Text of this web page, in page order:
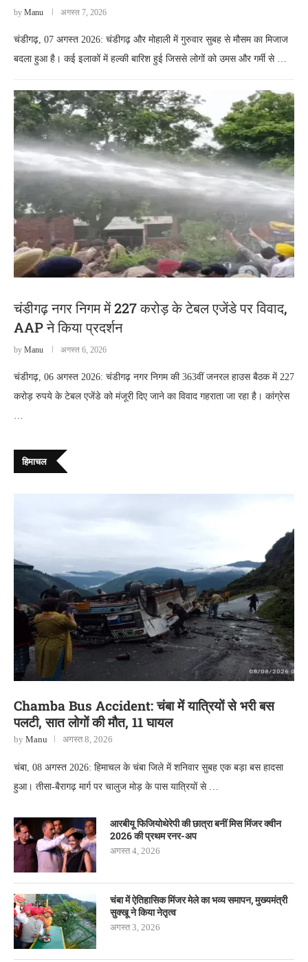
by Manu अगस्त 7, 2026
चंडीगढ़, 07 अगस्त 2026: चंडीगढ़ और मोहाली में गुरुवार सुबह से मौसम का मिजाज
बदला हुआ है। कई इलाकों में हल्की बारिश हुई जिससे लोगों को उमस और गर्मी से …
चंडीगढ़ नगर निगम में 227 करोड़ के टेबल एजेंडे पर विवाद,
AAP ने किया प्रदर्शन
by Manu अगस्त 6, 2026
चंडीगढ़, 06 अगस्त 2026: चंडीगढ़ नगर निगम की 363वीं जनरल हाउस बैठक में 227
करोड़ रुपये के टेबल एजेंडे को मंजूरी दिए जाने का विवाद गहराता जा रहा है। कांग्रेस
…
हिमाचल
Chamba Bus Accident: चंबा में यात्रियों से भरी बस
पलटी, सात लोगों की मौत, 11 घायल
by Manu अगस्त 8, 2026
चंबा, 08 अगस्त 2026: हिमाचल के चंबा जिले में शनिवार सुबह एक बड़ा बस हादसा
हुआ। तीसा-बैरागढ़ मार्ग पर चालुज मोड़ के पास यात्रियों से …
आरबीयू फिजियोथेरेपी की छात्रा बनीं मिस मिंजर क्वीन
2026 की प्रथम रनर-अप
अगस्त 4, 2026
चंबा में ऐतिहासिक मिंजर मेले का भव्य समापन, मुख्यमंत्री
सुक्खू ने किया नेतृत्व
अगस्त 3, 2026